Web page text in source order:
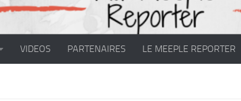
VIDEOS PARTENAIRES LE MEEPLE REPORTER